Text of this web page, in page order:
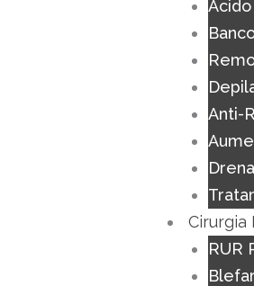
Anti-
Cirurgia
RUR